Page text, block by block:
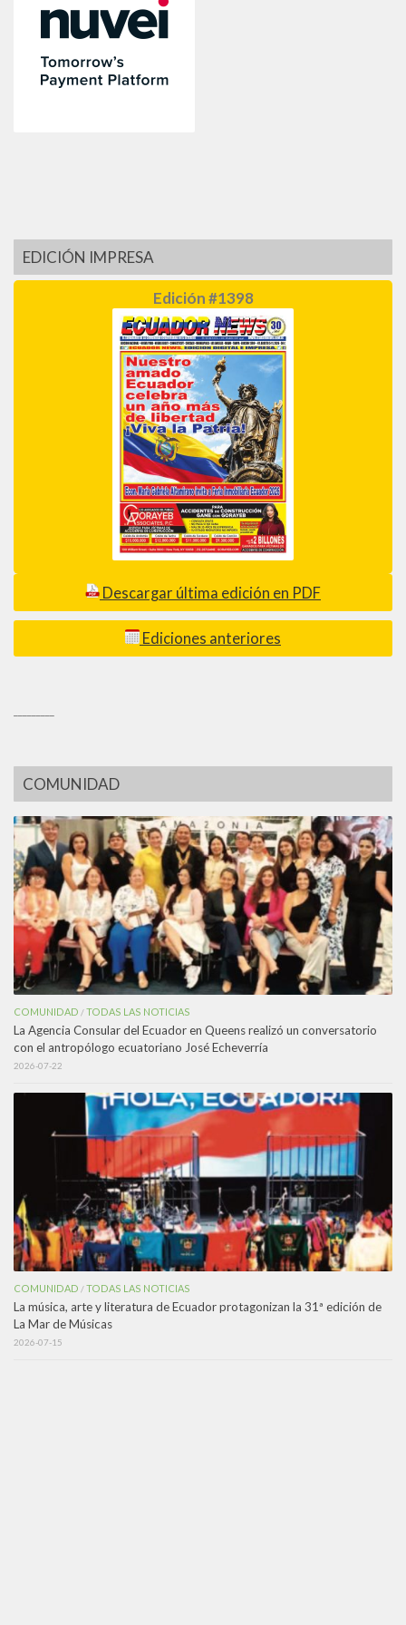
EDICIÓN IMPRESA
Edición #1398
Descargar última edición en PDF
Ediciones anteriores
COMUNIDAD
COMUNIDAD /TODAS LAS NOTICIAS
La Agencia Consular del Ecuador en Queens realizó un conversatorio
con el antropólogo ecuatoriano José Echeverría
2026-07-22
COMUNIDAD /TODAS LAS NOTICIAS
La música, arte y literatura de Ecuador protagonizan la 31ª edición de
La Mar de Músicas
2026-07-15